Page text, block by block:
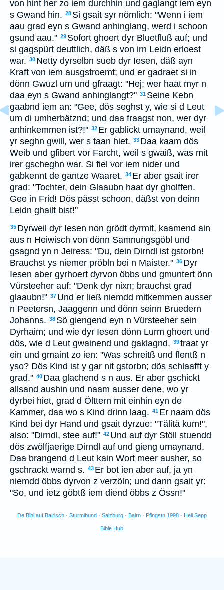
von hint her zo iem durchhin und gaglangt iem eyn
s Gwand hin. 28 Si gsait syr nömlich: "Wenn i iem
aau grad eyn s Gwand anhinglang, werd i schoon
gsund aau." 29 Sofort ghoert dyr Bluetfluß auf; und
si gagspürt deuttlich, däß s von irn Leidn erloest
war. 30 Netty dyrselbn sueb dyr Iesen, däß ayn
Kraft von iem ausgstroemt; und er gadraet si in
dönn Gwuzl um und gfraagt: "Hej; wer haat myr n
daa eyn s Gwand anhinglangt?" 31 Seine Kebn
gaabnd iem an: "Gee, dös seghst y, wie si d Leut
um di umherbätznd; und daa fraagst non, wer dyr
anhinkemmen ist?!" 32 Er gablickt umaynand, weil
yr seghn gwill, wer s taan hiet. 33 Daa kaam dös
Weib und gfibert vor Farcht, weil s gwaiß, was mit
irer gscheghn war. Si fiel vor iem nider und
gabkennt de gantze Waaret. 34 Er aber gsait irer
grad: "Tochter, dein Glaaubn haat dyr gholffen.
Gee in Frid! Dös pässt schoon, däßst von deinn
Leidn ghailt bist!"
35 Dyrweil dyr Iesen non grödt dyrmit, kaamend ain
aus n Heiwisch von dönn Samnungsgöbl und
gsagnd yn n Jeiress: "Du, dein Dirndl ist gstorbn!
Brauchst ys niemer pröbln bei n Maister." 36 Dyr
Iesen aber gyrhoert dyrvon öbbs und gmuntert önn
Vürsteeher auf: "Denk dyr nixn; brauchst grad
glaaubn!" 37 Und er ließ niemdd mitkemmen ausser
n Peetersn, Jaaggenn und dönn seinn Bruedern
Johanns. 38 Sö giengend eyn n Vürsteeher sein
Dyrhaim; und wie dyr Iesen dönn Lurm ghoert und
dös, wie d Leut gwainend und gaklagnd, 39traat yr
ein und gmaint zo ien: "Was schreitß und flentß n
yso? Dös Kind ist y gar nit gstorbn; dös schlaafft y
grad." 40 Daa glachend s n aus. Er aber gschickt
allsand aushin und naam ausser dene, wo yr
dyrbei hiet, grad d Ölttern mit einhin eyn de
Kammer, daa wo s Kind drinn laag. 41 Er naam dös
Kind bei dyr Hand und gsait dyrzue: "Tälitä kum!",
also: "Dirndl, stee auf!" 42 Und auf dyr Stöll stuendd
dös zwölfjaerige Dirndl auf und gieng umaynand.
Daa brangend d Leut kain Wort meer ausher, so
gschrackt warnd s. 43 Er bot ien aber auf, ja yn
niemdd öbbs dyrvon z verzöln; und dann gsait yr:
"So, und ietz göbtß iem diend öbbs z Össn!"
De Bibl auf Bairisch · Sturmibund · Salzburg · Bairn · Pfingstn 1998 · Hell Sepp
Bible Hub